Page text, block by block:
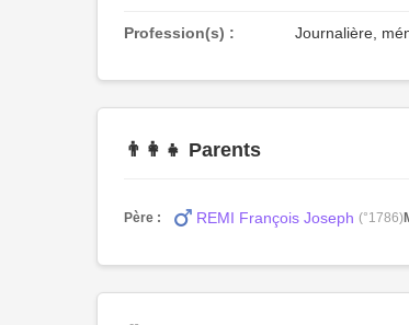
Profession(s) : Journalière,
👨‍👩‍👧 Parents
Père : REMI François Joseph (°1786)